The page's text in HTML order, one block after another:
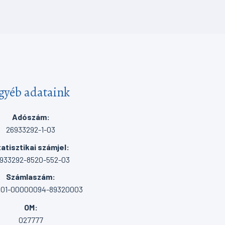
adataink
Adószám:
26933292-1-03
számjel:
8520-552-03
Számlaszám:
00000094-89320003
OM:
027777